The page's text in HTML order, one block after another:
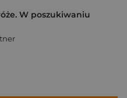
W poszukiwaniu